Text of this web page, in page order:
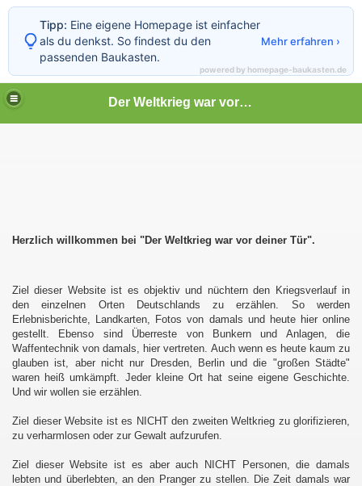
Der Weltkrieg war vor deiner Tür
Herzlich willkommen bei "Der Weltkrieg war vor deiner Tür".
Ziel dieser Website ist es objektiv und nüchtern den Kriegsverlauf in
den einzelnen Orten Deutschlands zu erzählen. So werden
Erlebnisberichte, Landkarten, Fotos von damals und heute hier online
gestellt. Ebenso sind Überreste von Bunkern und Anlagen, die
Waffentechnik von damals, hier vertreten. Auch wenn es heute kaum zu
glauben ist, aber nicht nur Dresden, Berlin und die "großen Städte"
waren heiß umkämpft. Jeder kleine Ort hat seine eigene Geschichte.
Und wir wollen sie erzählen.
Ziel dieser Website ist es NICHT den zweiten Weltkrieg zu glorifizieren,
zu verharmlosen oder zur Gewalt aufzurufen.
Ziel dieser Website ist es aber auch NICHT Personen, die damals
lebten und überlebten, an den Pranger zu stellen. Die Zeit damals war
Tipp: Eine eigene Homepage ist einfacher
als du denkst. So findest du den
passenden Baukasten.
Mehr erfahren ›
powered by homepage-baukasten.de